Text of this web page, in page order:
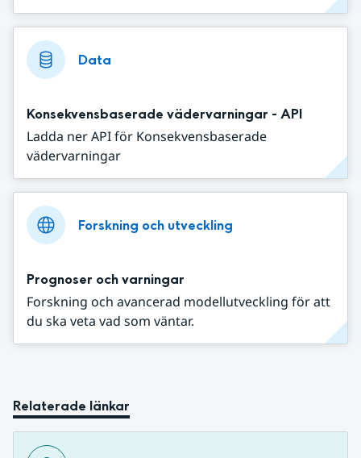
Data
Konsekvensbaserade vädervarningar - API
Ladda ner API för Konsekvensbaserade
vädervarningar
Forskning och utveckling
Prognoser och varningar
Forskning och avancerad modellutveckling för att
du ska veta vad som väntar.
Relaterade länkar